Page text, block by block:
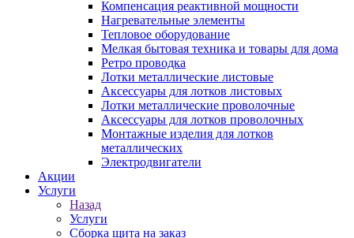
Компенсация реактивной мощности
Нагревательные элементы
Тепловое оборудование
Мелкая бытовая техника и товары для дома
Ретро проводка
Лотки металлические листовые
Аксессуары для лотков листовых
Лотки металлические проволочные
Аксессуары для лотков проволочных
Монтажные изделия для лотков
металлических
Электродвигатели
Акции
Услуги
Назад
Услуги
Сборка щита на заказ